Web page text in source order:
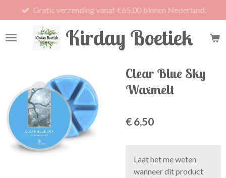
direct
naar
Kirday Boetiek
Gratis verzending vanaf €65,00 binnen Nederland.
Clear Blue Sky
Waxmelt
€ 6,50
Laat het me weten
wanneer dit product